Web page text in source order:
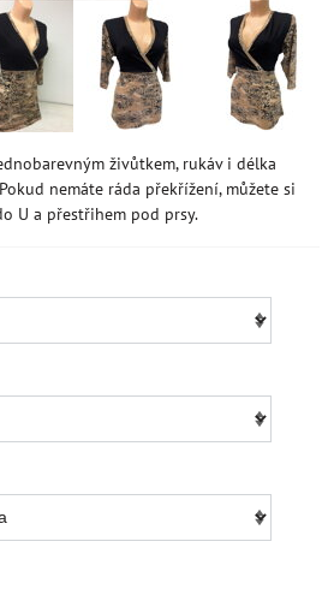
živůtkem, rukáv i délka
nemáte ráda překřížení, můžete si
U a přestřihem pod prsy.